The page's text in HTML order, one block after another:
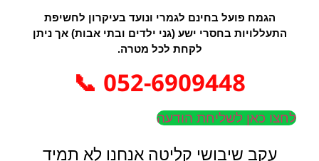
הגמח פועל בחינם לגמרי ונועד בעיקרון לחשיפת
התעללויות בחסרי ישע (גני ילדים ובתי אבות) אך ניתן
לקחת לכל מטרה.
052-6909448 📞
לחצו כאן לשליחת הודעה
עקב שיבושי קליטה אנחנו לא תמיד